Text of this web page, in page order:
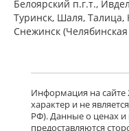
мг №
есть в
№ 60)
Россия
Белоярский п.г.т.,
Туринск, Шаля, Талица,
Снежинск
Информация на сайте
характер и не
РФ). Данные о ценах и
предоставляются